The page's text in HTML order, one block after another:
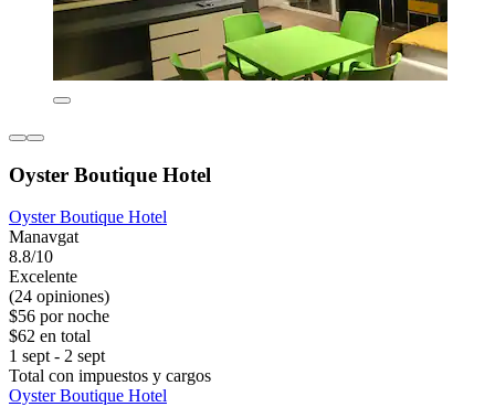
Oyster Boutique Hotel
Oyster Boutique Hotel
Manavgat
8.8/10
Excelente
(24 opiniones)
$56 por noche
$62 en total
1 sept - 2 sept
Total con impuestos y cargos
Oyster Boutique Hotel